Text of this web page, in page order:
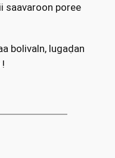
saavaroon poree
bolivaln, lugaḍan